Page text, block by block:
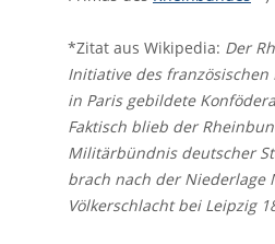
*Zitat aus Wikipedia: Der
Initiative des französischen
in Paris gebildete
Faktisch blieb der
Militärbündnis deutscher
brach nach der Niederlage
Völkerschlacht bei Leipzig